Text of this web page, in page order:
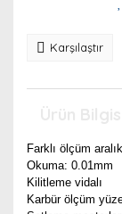
Karşılaştır
Farklı ölçüm
Okuma: 0.01mm
Kilitleme vidalı
Karbür ölçüm